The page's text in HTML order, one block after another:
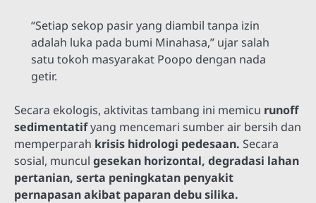
“Setiap sekop pasir yang diambil tanpa izin
adalah luka pada bumi Minahasa,” ujar salah
satu tokoh masyarakat Poopo dengan nada
getir.
Secara ekologis, aktivitas tambang ini memicu runoff
sedimentatifyang mencemari sumber air bersih dan
memperparah krisis hidrologi pedesaan. Secara
sosial, muncul gesekan horizontal, degradasi lahan
pertanian, serta peningkatan penyakit
pernapasan akibat paparan debu silika.